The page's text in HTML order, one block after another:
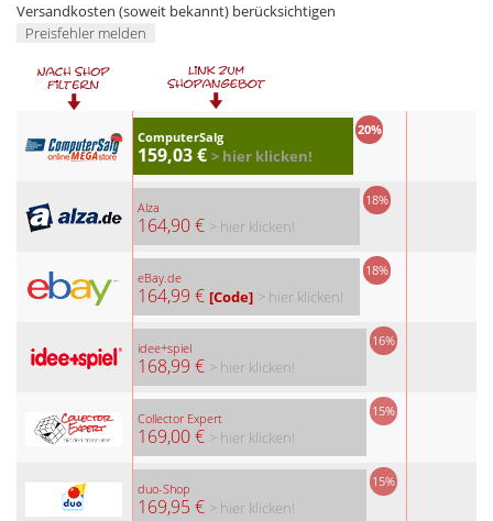
Versandkosten (soweit bekannt) berücksichtigen
Preisfehler melden
ComputerSalg
159,03 €
20%
> hier klicken!
Alza
164,90 €
18%
> hier klicken!
eBay.de
164,99 € [Code]
18%
> hier klicken!
idee+spiel
168,99 €
16%
> hier klicken!
Collector Expert
169,00 €
15%
> hier klicken!
duo-Shop
169,95 €
15%
> hier klicken!